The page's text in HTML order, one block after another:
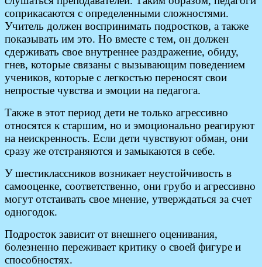
соприкасаются с определенными сложностями.
Учитель должен воспринимать подростков, а также
показывать им это. Но вместе с тем, он должен
сдерживать свое внутреннее раздражение, обиду,
гнев, которые связаны с вызывающим поведением
учеников, которые с легкостью переносят свои
непростые чувства и эмоции на педагога.
Также в этот период дети не только агрессивно
относятся к старшим, но и эмоционально реагируют
на неискренность. Если дети чувствуют обман, они
сразу же отстраняются и замыкаются в себе.
У шестиклассников возникает неустойчивость в
самооценке, соответственно, они грубо и агрессивно
могут отстаивать свое мнение, утверждаться за счет
одногодок.
Подросток зависит от внешнего оценивания,
болезненно переживает критику о своей фигуре и
способностях.